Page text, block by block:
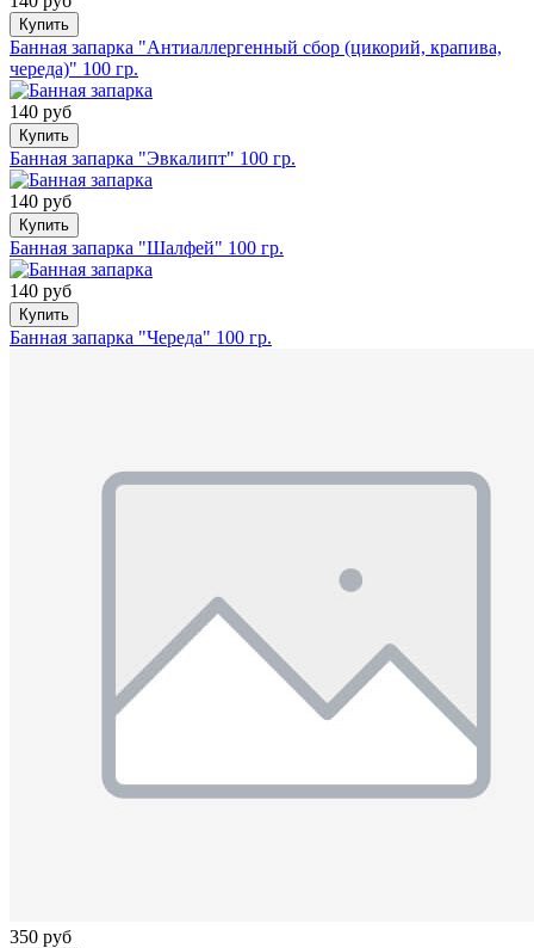
Купить
Банная запарка "Антиаллергенный сбор (цикорий, крапива,
череда)" 100 гр.
140 руб
Купить
Банная запарка "Эвкалипт" 100 гр.
140 руб
Купить
Банная запарка "Шалфей" 100 гр.
140 руб
Купить
Банная запарка "Череда" 100 гр.
350 руб